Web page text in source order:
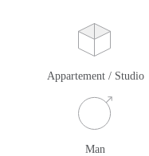
Appartement / Studio
Man